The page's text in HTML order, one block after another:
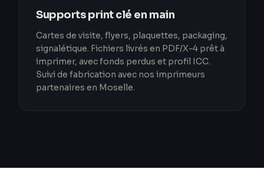
Supports print clé en main
Cartes de visite, flyers, plaquettes, packaging,
signalétique. Fichiers livrés en PDF/X-4 prêt à
imprimer, avec fonds perdus et profil ICC.
Suivi de fabrication avec nos imprimeurs
partenaires en Moselle.